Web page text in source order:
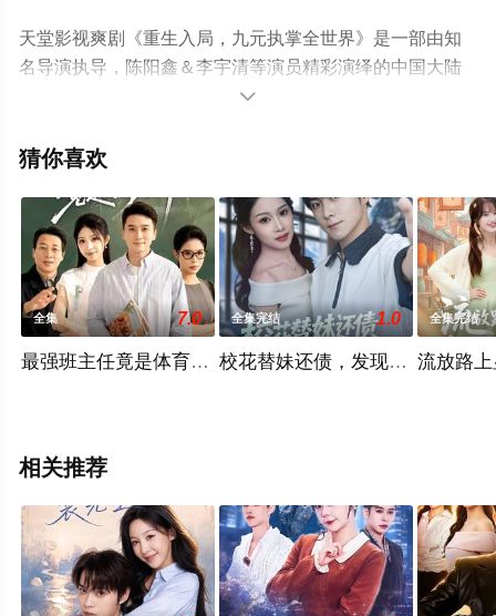
天堂影视爽剧《重生入局，九元执掌全世界》是一部由知
名导演执导，陈阳鑫＆李宇清等演员精彩演绎的中国大陆
电视剧，大结局剧情已揭晓（全集完结），手机免费观看
信息可移步至豆瓣电视剧、电视猫或剧情网等平台了解。

猜你喜欢
全集 7.0
最强班主任竟是体育老师
全集完结 1.0
校花替妹还债，发现我竟是神豪
全集完结
流放路
相关推荐